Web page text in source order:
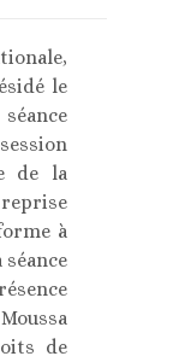
le
de la
à
de